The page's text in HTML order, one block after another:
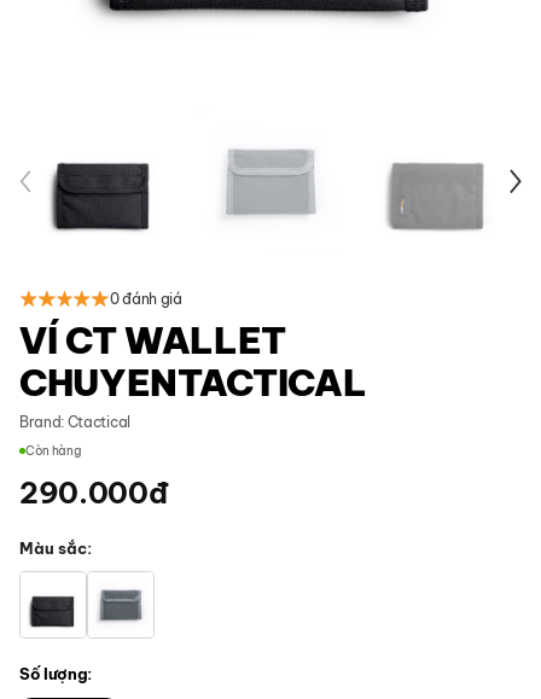
0 đánh giá
VÍ CT WALLET
CHUYENTACTICAL
Brand: Ctactical
Còn hàng
290.000đ
Màu sắc
Số lượng: